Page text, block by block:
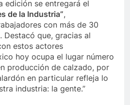
edición se entregará el
de la Industria”,
con más de 30
Destacó que, gracias al
estos actores
hoy ocupa el lugar número
producción de calzado, por
en particular refleja lo
industria: la gente.”